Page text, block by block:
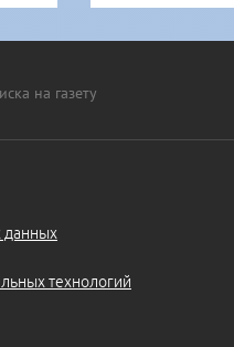
на газету
данных
технологий